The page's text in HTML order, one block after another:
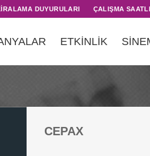
DUYURULARI ÇALIŞMA
ETKİNLİK
CEPAX